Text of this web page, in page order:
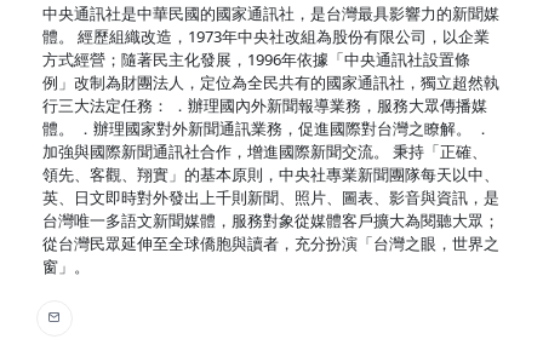
中央通訊社是中華民國的國家通訊社，是台灣最具影響力的新聞媒
體。 經歷組織改造，1973年中央社改組為股份有限公司，以企業
方式經營；隨著民主化發展，1996年依據「中央通訊社設置條
例」改制為財團法人，定位為全民共有的國家通訊社，獨立超然執
行三大法定任務： ．辦理國內外新聞報導業務，服務大眾傳播媒
體。 ．辦理國家對外新聞通訊業務，促進國際對台灣之瞭解。 ．
加強與國際新聞通訊社合作，增進國際新聞交流。 秉持「正確、
領先、客觀、翔實」的基本原則，中央社專業新聞團隊每天以中、
英、日文即時對外發出上千則新聞、照片、圖表、影音與資訊，是
台灣唯一多語文新聞媒體，服務對象從媒體客戶擴大為閱聽大眾；
從台灣民眾延伸至全球僑胞與讀者，充分扮演「台灣之眼，世界之
窗」。